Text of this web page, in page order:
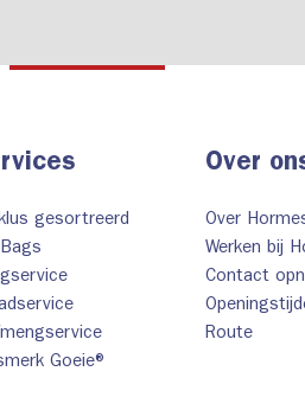
gesortreerd
Goeie®
Over
Over
Werken bij
Contact
Route